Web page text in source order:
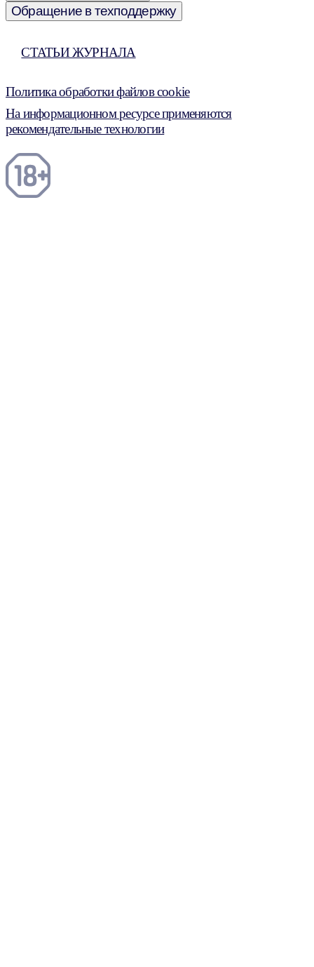
Обращение в техподдержку
СТАТЬИ ЖУРНАЛА
Политика обработки файлов cookie
На информационном ресурсе применяются
рекомендательные технологии